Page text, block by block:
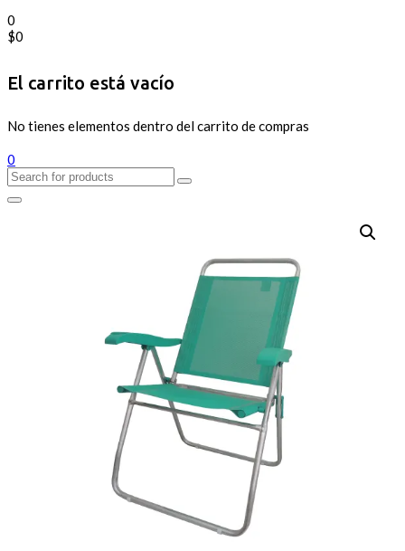
0
$0
El carrito está vacío
No tienes elementos dentro del carrito de compras
0